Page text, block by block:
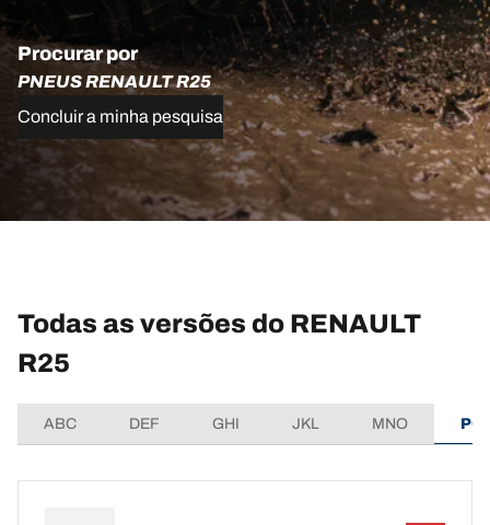
Procurar por
PNEUS RENAULT R25
Concluir a minha pesquisa
Todas as versões do RENAULT
R25
ABC DEF GHI JKL MNO